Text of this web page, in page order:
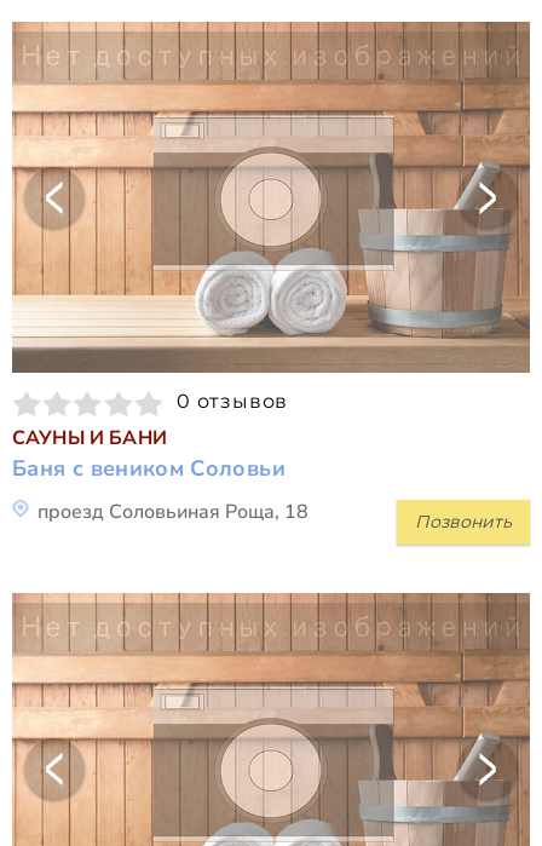
0 отзывов
САУНЫ И БАНИ
Баня с веником Соловьи
Позвонить
проезд Соловьиная Роща, 18